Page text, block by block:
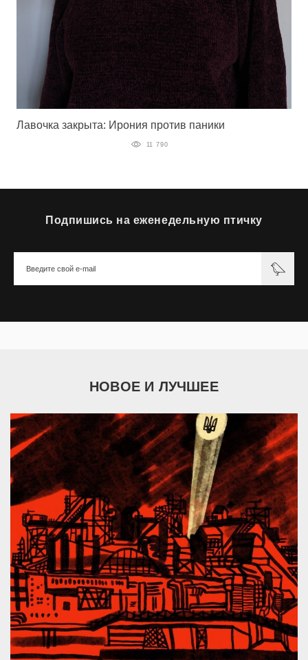
Лавочка закрыта: Ирония против паники
11 790
Подпишись на еженедельную птичку
НОВОЕ И ЛУЧШЕЕ